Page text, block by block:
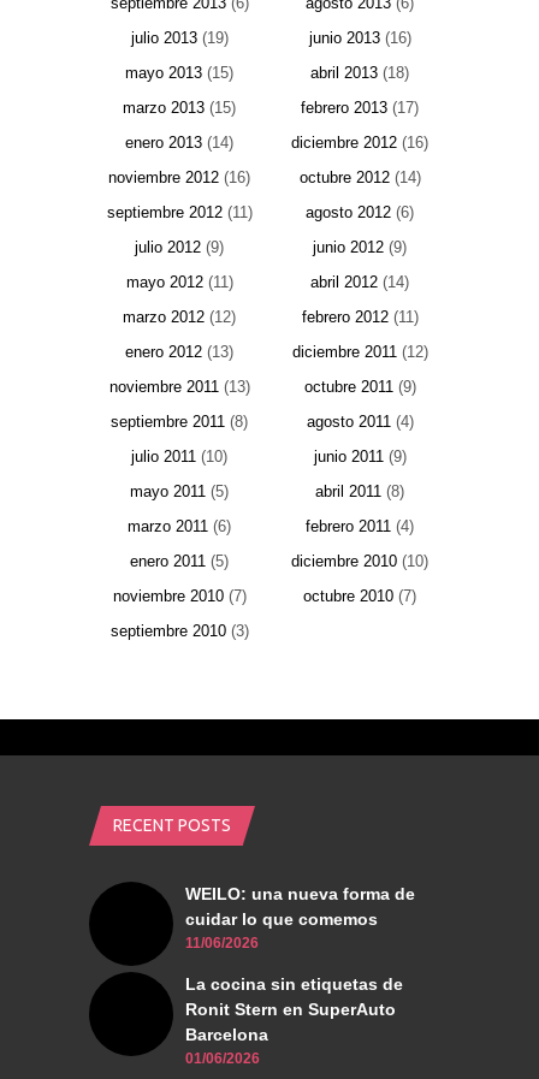
julio 2013(19) junio 2013(16)
mayo 2013 (15) abril 2013 (18)
marzo 2013 (15) febrero 2013 (17)
enero 2013 (14) diciembre 2012 (16)
noviembre 2012 (16) octubre 2012(14)
septiembre 2012(11) agosto 2012 (6)
julio 2012 (9) junio 2012 (9)
mayo 2012(11) abril 2012 (14)
marzo 2012 (12) febrero 2012(11)
enero 2012 (13) diciembre 2011(12)
noviembre 2011(13) octubre 2011(9)
septiembre 2011 (8) agosto 2011(4)
julio 2011 (10) junio 2011(9)
mayo 2011 (5) abril 2011 (8)
marzo 2011 (6) febrero 2011 (4)
enero 2011 (5) diciembre 2010 (10)
noviembre 2010(7) octubre 2010 (7)
septiembre 2010(3)
RECENT POSTS
WEILO: una nueva forma de
cuidar lo que comemos
11/06/2026
La cocina sin etiquetas de
Ronit Stern en SuperAuto
Barcelona
01/06/2026